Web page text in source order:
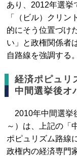
あり、2012年選挙
「（ビル）クリン
的にそう位置づけ
い」と政権関係者
自路線を強調する。
経済ポピュリ
中間選挙後オ
2010年中間選挙
～）は、上記の「
ポピュリズム路線
政権内の経済専門